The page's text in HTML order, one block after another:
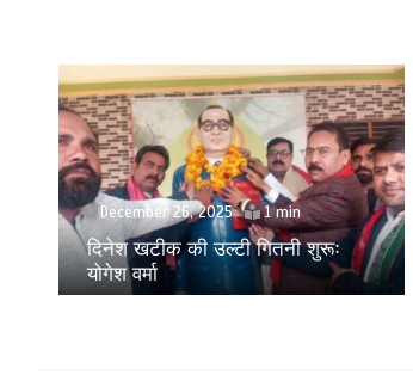
November 24, 2025
पता पूछा और लूट लिया 28 लाख का
सोना